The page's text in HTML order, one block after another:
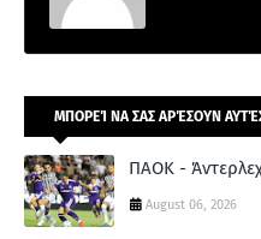
ΜΠΟΡΕΊ ΝΑ ΣΑΣ ΑΡΈΣΟΥΝ
ΠΑΟΚ -
August 06, 2026